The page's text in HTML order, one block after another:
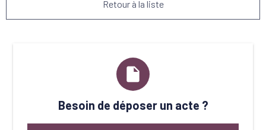
Retour à la liste
insert_drive_file
Besoin de déposer un acte ?